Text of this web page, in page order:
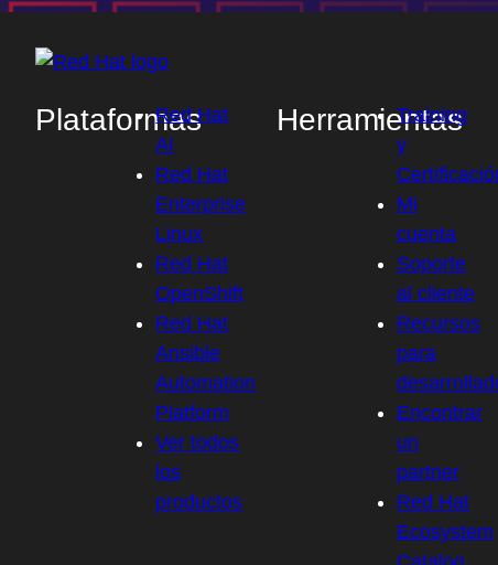
Plataformas
Red Hat
AI
Red Hat
Enterprise
Linux
Red Hat
OpenShift
Red Hat
Ansible
Automation
Platform
Ver todos
los
productos
Herramientas
Training
y
Mi
cuenta
Soporte
al cliente
Recursos
para
Encontrar
un
partner
Red Hat
Ecosystem